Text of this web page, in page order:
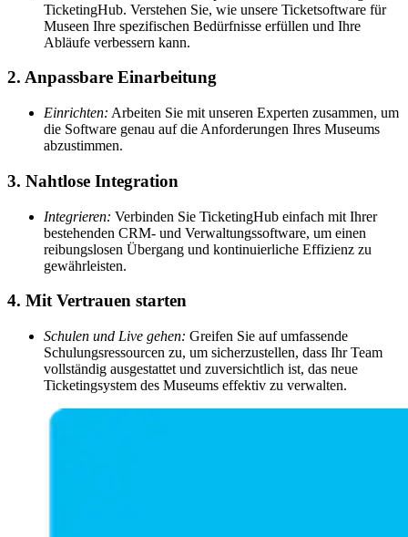
TicketingHub. Verstehen Sie, wie unsere Ticketsoftware für
Museen Ihre spezifischen Bedürfnisse erfüllen und Ihre
Abläufe verbessern kann.
2. Anpassbare Einarbeitung
Einrichten: Arbeiten Sie mit unseren Experten zusammen, um
die Software genau auf die Anforderungen Ihres Museums
abzustimmen.
3. Nahtlose Integration
Integrieren: Verbinden Sie TicketingHub einfach mit Ihrer
bestehenden CRM- und Verwaltungssoftware, um einen
reibungslosen Übergang und kontinuierliche Effizienz zu
gewährleisten.
4. Mit Vertrauen starten
Schulen und Live gehen: Greifen Sie auf umfassende
Schulungsressourcen zu, um sicherzustellen, dass Ihr Team
vollständig ausgestattet und zuversichtlich ist, das neue
Ticketingsystem des Museums effektiv zu verwalten.